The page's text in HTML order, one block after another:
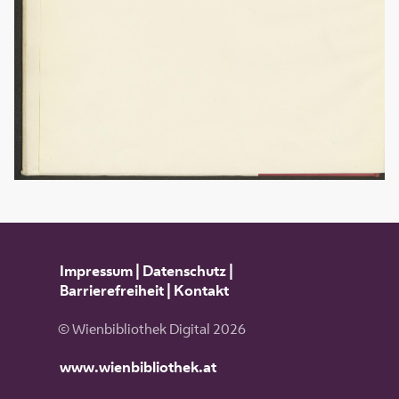
Impressum| Datenschutz|
Barrierefreiheit| Kontakt
© Wienbibliothek Digital 2026
www.wienbibliothek.at